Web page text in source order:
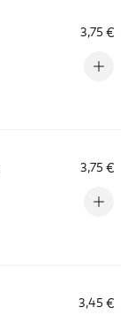
3,75 €
3,75 €
3,45 €